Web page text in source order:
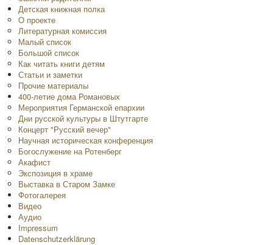
Детская книжная полка
O проекте
Литературная комиссия
Малый список
Большой список
Как читать книги детям
Статьи и заметки
Прочие материалы
400-летие дома Романовых
Мероприятия Германской епархии
Дни русской культуры в Штутгарте
Концерт "Русский вечер"
Научная историческая конференция
Богослужение на Ротенберг
Акафист
Экспозиция в храме
Выставка в Старом Замке
Фотогалерея
Видео
Аудио
Impressum
Datenschutzerklärung